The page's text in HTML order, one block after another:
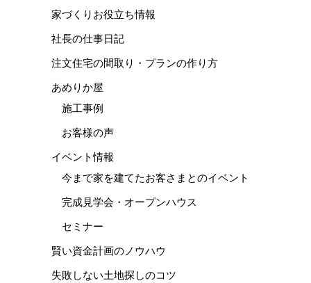
家づくりお役立ち情報
社長の仕事日記
注文住宅の間取り・プランの作り方
あめりか屋
施工事例
お客様の声
イベント情報
今まで家を建てたお客さまとのイベント
完成見学会・オープンハウス
セミナー
賢い資金計画のノウハウ
失敗しない土地探しのコツ